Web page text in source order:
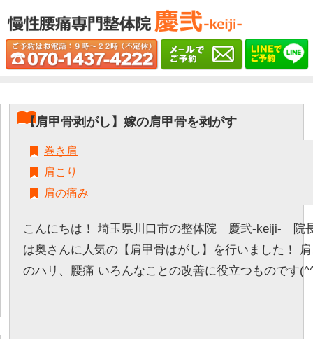
【肩甲骨剥がし】嫁の肩甲骨を剥がす
巻き肩
肩こり
肩の痛み
こんにちは！ 埼玉県川口市の整体院 慶弐-keiji- 院
は奥さんに人気の【肩甲骨はがし】を行いました！
のハリ、腰痛 いろんなことの改善に役立つものです